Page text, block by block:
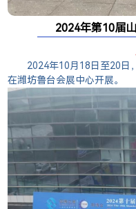
2024年第10届
2024年10月18日至20日
在潍坊鲁台会展中心开展。